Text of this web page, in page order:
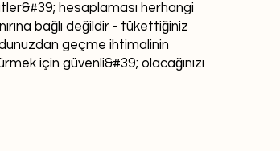
hesaplaması herhangi
bağlı değildir - tükettiğiniz
geçme ihtimalinin
için güvenli&#39; olacağınızı